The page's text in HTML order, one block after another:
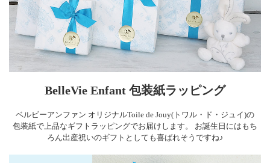
BelleVie Enfant 包装紙ラッピング
ベルビーアンファン オリジナルToile de Jouy(トワル・ド・ジュイ)の
包装紙で上品なギフトラッピングでお届けします。 お誕生日にはもち
ろん出産祝いのギフトとしても喜ばれそうですね♪